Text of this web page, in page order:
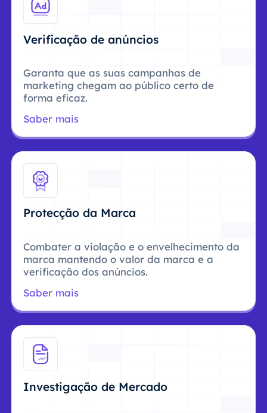
Verificação de anúncios
Garanta que as suas campanhas de
marketing chegam ao público certo de
forma eficaz.
Saber mais
Protecção da Marca
Combater a violação e o envelhecimento da
marca mantendo o valor da marca e a
verificação dos anúncios.
Saber mais
Investigação de Mercado